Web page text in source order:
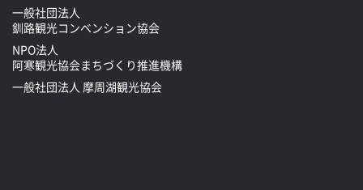
一般社団法人
釧路観光コンベンション協会
NPO法人
阿寒観光協会まちづくり推進機構
一般社団法人 摩周湖観光協会